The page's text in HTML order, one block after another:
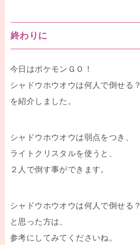
終わりに
今日はポケモンＧＯ！
シャドウホウオウは何人で倒せる？
を紹介しました。
シャドウホウオウは弱点をつき、
ライトクリスタルを使うと、
２人で倒す事ができます。
シャドウホウオウは何人で倒せる？
と思った方は、
参考にしてみてくださいね。